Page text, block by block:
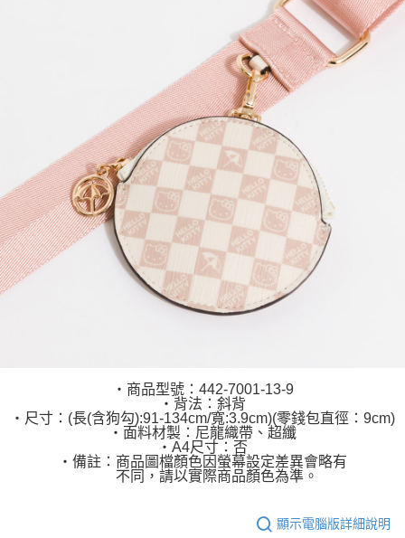
‧商品型號：442-7001-13-9
‧背法：斜背
‧尺寸：(長(含狗勾):91-134cm/寬:3.9cm)(零錢包直徑：9cm)
‧面料材製：尼龍織帶、超纖
‧A4尺寸：否
‧備註：商品圖檔顏色因螢幕設定差異會略有
不同，請以實際商品顏色為準。
顯示電腦版詳細說明